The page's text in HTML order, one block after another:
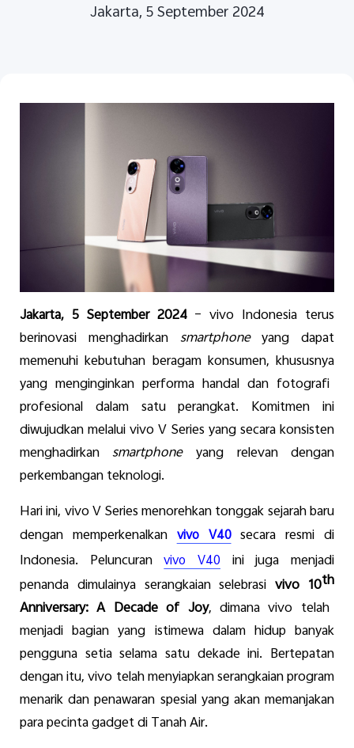
Jakarta, 5 September 2024
Jakarta, 5 September 2024 – vivo Indonesia terus
berinovasi menghadirkan smartphoneyangdapat
memenuhi kebutuhan beragam konsumen,khususnya
yang menginginkan performa handal dan fotografi
profesional dalam satu perangkat. Komitmen ini
diwujudkanmelaluivivo V Series yangsecarakonsisten
menghadirkan smartphoneyang relevan dengan
perkembanganteknologi.
Hariini, vivo V Seriesmenorehkantonggaksejarahbaru
dengan memperkenalkan vivo V40 secara resmi di
Indonesia.
Peluncuran vivo V40 ini jugamenjadi
penanda dimulainya serangkaian selebrasi vivo 10th
Anniversary: A Decade of Joy, dimanavivo telah
menjadi bagian yang istimewa dalam hidup banyak
pengguna setia selama satu dekade ini. Bertepatan
denganitu,vivo telahmenyiapkanserangkaianprogram
menarikdanpenawaran spesialyang akan memanjakan
parapecintagadget di Tanah Air.